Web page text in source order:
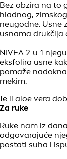
Bez obzira na to
hladnog,
neugodne. Usne
usnama drukčija
NIVEA 2-u-1
eksfolira usne
pomaže
mekim.
Je li aloe vera
Za ruke
Ruke nam iz
odgovarajuće
postati suha i